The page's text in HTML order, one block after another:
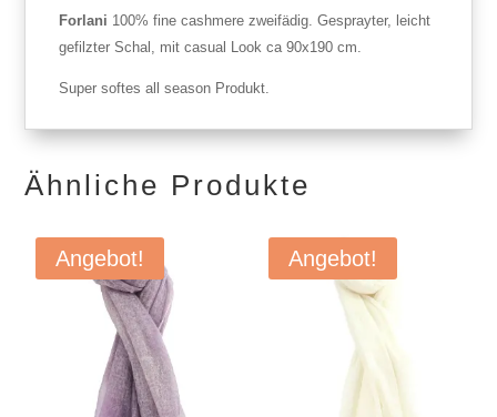
Forlani 100% fine cashmere zweifädig. Gesprayter, leicht
gefilzter Schal, mit casual Look ca 90x190 cm.
Super softes all season Produkt.
Ähnliche Produkte
Angebot! Angebot!